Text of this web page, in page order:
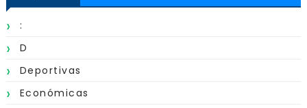
:
D
Deportivas
Económicas